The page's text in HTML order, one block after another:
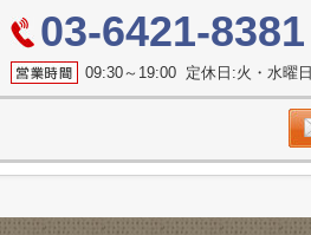
03-6421-8381
09:30～19:00 定休日:火・水曜日